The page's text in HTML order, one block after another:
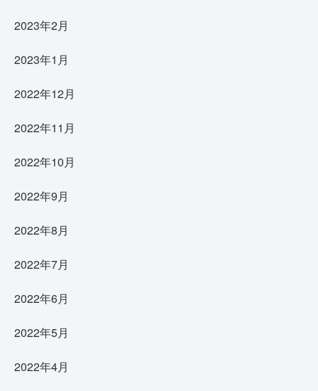
2023年2月
2023年1月
2022年12月
2022年11月
2022年10月
2022年9月
2022年8月
2022年7月
2022年6月
2022年5月
2022年4月